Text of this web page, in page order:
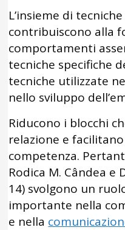
L’insieme di
contribuiscono alla
comportamenti
tecniche specifiche
tecniche utilizzate
nello sviluppo
Riducono i blocchi
relazione e
competenza.
Rodica M. Cândea e
14) svolgono un
importante nella
e nella